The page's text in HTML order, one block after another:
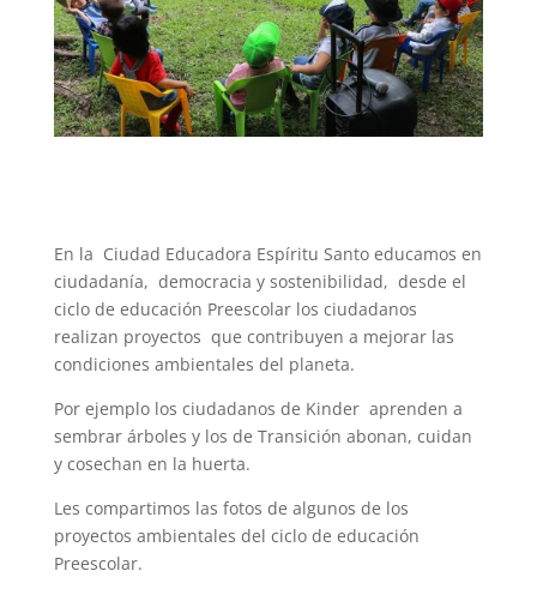
En la Ciudad Educadora Espíritu Santo educamos en
ciudadanía, democracia y sostenibilidad, desde el
ciclo de educación Preescolar los ciudadanos
realizan proyectos que contribuyen a mejorar las
condiciones ambientales del planeta.
Por ejemplo los ciudadanos de Kinder aprenden a
sembrar árboles y los de Transición abonan, cuidan
y cosechan en la huerta.
Les compartimos las fotos de algunos de los
proyectos ambientales del ciclo de educación
Preescolar.